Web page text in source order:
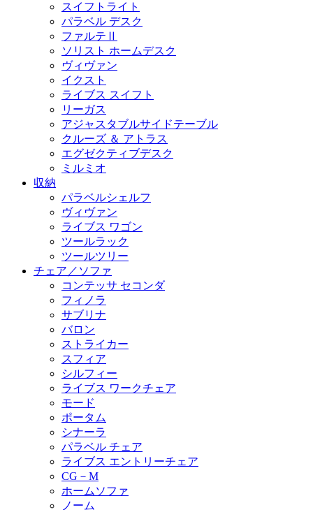
スイフトライト
パラベル デスク
ファルテⅡ
ソリスト ホームデスク
ヴィヴァン
イクスト
ライブス スイフト
リーガス
アジャスタブルサイドテーブル
クルーズ ＆ アトラス
エグゼクティブデスク
ミルミオ
収納
パラベルシェルフ
ヴィヴァン
ライブス ワゴン
ツールラック
ツールツリー
チェア／ソファ
コンテッサ セコンダ
フィノラ
サブリナ
バロン
ストライカー
スフィア
シルフィー
ライブス ワークチェア
モード
ポータム
シナーラ
パラベル チェア
ライブス エントリーチェア
CG－M
ホームソファ
ノーム